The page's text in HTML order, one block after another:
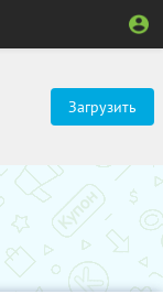
Загрузить